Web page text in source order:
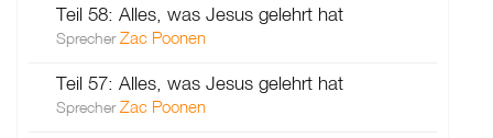
Teil 58: Alles, was Jesus gelehrt hat
SprecherZac Poonen
Teil 57: Alles, was Jesus gelehrt hat
SprecherZac Poonen